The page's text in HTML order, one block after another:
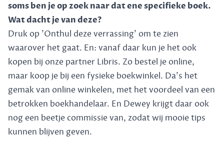
soms ben je op zoek naar dat ene specifieke boek.
Wat dacht je van deze?
Druk op 'Onthul deze verrassing' om te zien
waarover het gaat. En: vanaf daar kun je het ook
kopen bij onze partner Libris. Zo bestel je online,
maar koop je bij een fysieke boekwinkel. Da's het
gemak van online winkelen, met het voordeel van een
betrokken boekhandelaar. En Dewey krijgt daar ook
nog een beetje commissie van, zodat wij mooie tips
kunnen blijven geven.